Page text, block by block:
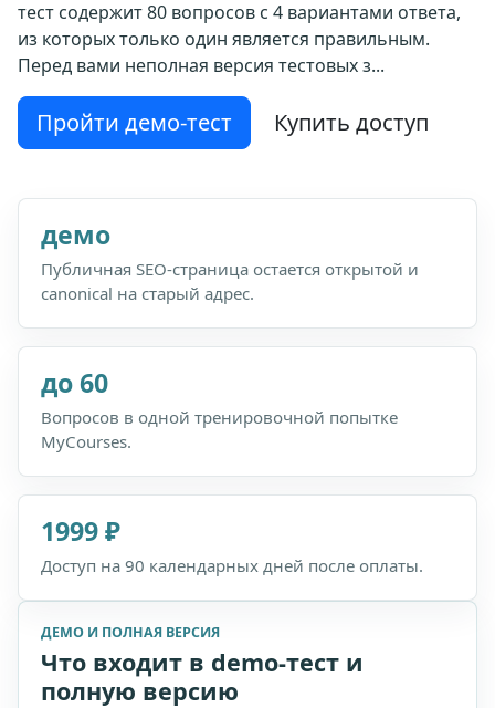
тест содержит 80 вопросов с 4 вариантами ответа,
из которых только один является правильным.
Перед вами неполная версия тестовых з...
Пройти демо-тест Купить доступ
демо
Публичная SEO-страница остается открытой и
canonical на старый адрес.
до 60
Вопросов в одной тренировочной попытке
MyCourses.
1999 ₽
Доступ на 90 календарных дней после оплаты.
ДЕМО И ПОЛНАЯ ВЕРСИЯ
Что входит в demo-тест и
полную версию